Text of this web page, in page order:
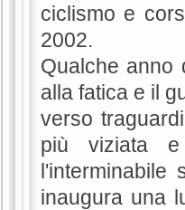
ciclismo e
2002.
Qualche anno
alla fatica e il
verso
più viziata e
l'interminabile
inaugura una